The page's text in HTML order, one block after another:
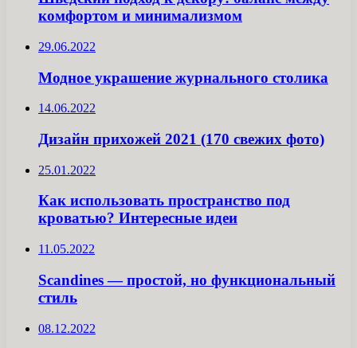
комфортом и минимализмом
29.06.2022
Модное украшение журнального столика
14.06.2022
Дизайн прихожей 2021 (170 свежих фото)
25.01.2022
Как использовать пространство под
кроватью? Интересные идеи
11.05.2022
Scandines — простой, но функциональный
стиль
08.12.2022